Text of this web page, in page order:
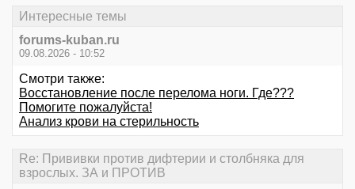
Интересные темы
forums-kuban.ru
09.08.2026 - 10:52
Смотри также:
Восстановление после перелома ноги. Где???
Помогите пожалуйста!
Анализ крови на стерильность
Re: Прививки против дифтерии и столбняка для
взрослых. ЗА и ПРОТИВ